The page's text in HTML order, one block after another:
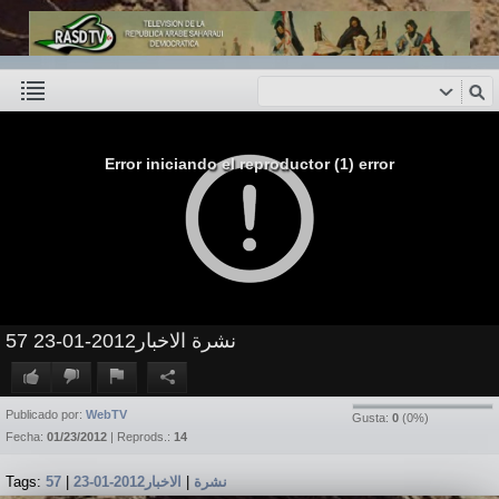
Error iniciando el reproductor (1) error
نشرة الاخبار2012-01-23 57
Gusta: 0 (0%)
Publicado por: WebTV
Fecha: 01/23/2012 | Reprods.: 14
Tags: نشرة الاخبار2012-01-23 57